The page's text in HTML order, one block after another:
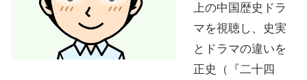
上の中国歴史ドラ
マを視聴し、史実
とドラマの違いを
正史（『二十四